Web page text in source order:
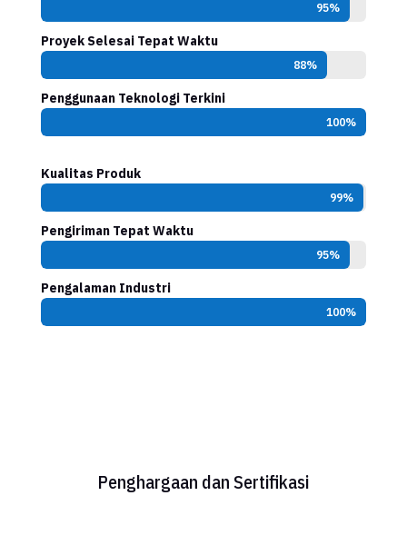
95%
95%
Proyek Selesai Tepat Waktu
88%
88%
Penggunaan Teknologi Terkini
100%
100%
Kualitas Produk
99%
99%
Pengiriman Tepat Waktu
95%
95%
Pengalaman Industri
100%
100%
Penghargaan dan Sertifikasi